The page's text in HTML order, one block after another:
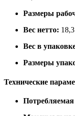
Размеры
Вес нетто:
Вес в
Размеры
Технические